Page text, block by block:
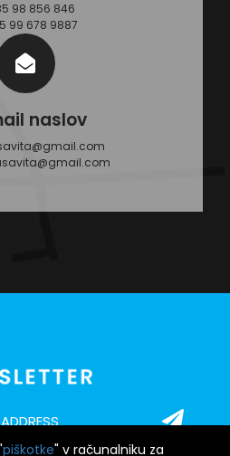
98 856 846
99 678 9887
naslov
piškotke" v računalniku za